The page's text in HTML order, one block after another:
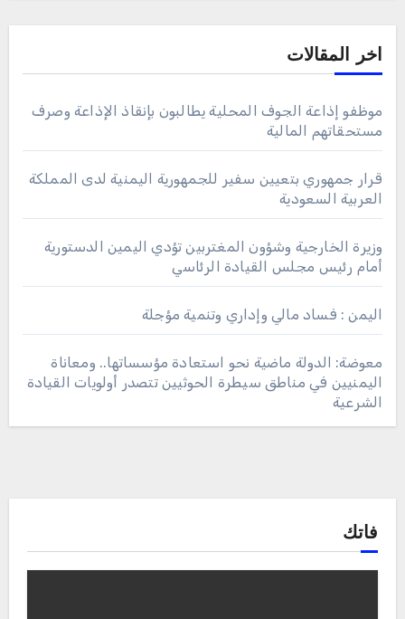
اخر المقالات
موظفو إذاعة الجوف المحلية يطالبون بإنقاذ الإذاعة وصرف
مستحقاتهم المالية
قرار جمهوري بتعيين سفير للجمهورية اليمنية لدى المملكة
العربية السعودية
وزيرة الخارجية وشؤون المغتربين تؤدي اليمين الدستورية
أمام رئيس مجلس القيادة الرئاسي
اليمن : فساد مالي وإداري وتنمية مؤجلة
معوضة: الدولة ماضية نحو استعادة مؤسساتها.. ومعاناة
اليمنيين في مناطق سيطرة الحوثيين تتصدر أولويات القيادة
الشرعية
فاتك